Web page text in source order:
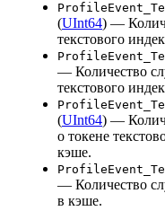
(UInt64) —
текстового
— Количество
текстового
(UInt64) —
о токене
кэше.
— Количество
в кэше.